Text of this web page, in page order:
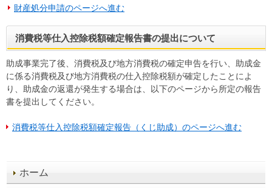
ホーム
財産処分申請のページへ進む
消費税等仕入控除税額確定報告書の提出について
助成事業完了後、消費税及び地方消費税の確定申告を行い、助成金
に係る消費税及び地方消費税の仕入控除税額が確定したことによ
り、助成金の返還が発生する場合は、以下のページから所定の報告
書を提出してください。
消費税等仕入控除税額確定報告（くじ助成）のページへ進む